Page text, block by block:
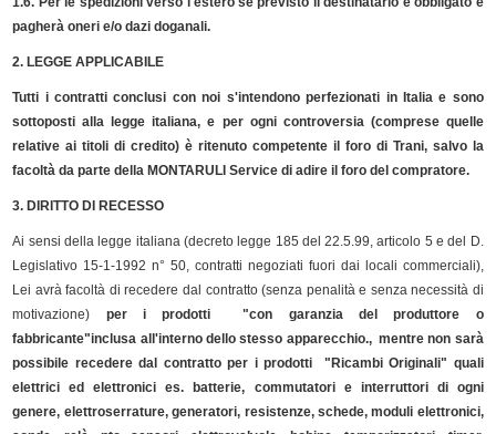
pagherà oneri e/o dazi doganali.
2. LEGGE APPLICABILE
Tutti i contratti conclusi con noi s'intendono perfezionati in Italia e sono
sottoposti alla legge italiana, e per ogni controversia (comprese quelle
relative ai titoli di credito) è ritenuto competente il foro di Trani, salvo la
facoltà da parte della MONTARULI Service di adire il foro del compratore.
3. DIRITTO DI RECESSO
Ai sensi della legge italiana (decreto legge 185 del 22.5.99, articolo 5 e del D.
Legislativo 15-1-1992 n° 50, contratti negoziati fuori dai locali commerciali),
Lei avrà facoltà di recedere dal contratto (senza penalità e senza necessità di
motivazione) per i prodotti "con garanzia del produttore o
fabbricante"inclusa all'interno dello stesso apparecchio., mentre non sarà
possibile recedere dal contratto per i prodotti "Ricambi Originali" quali
elettrici ed elettronici es. batterie, commutatori e interruttori di ogni
genere, elettroserrature, generatori, resistenze, schede, moduli elettronici,